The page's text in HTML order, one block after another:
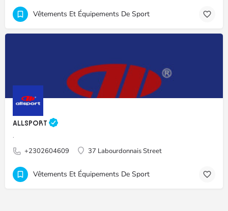
Vêtements Et Équipements De Sport
ALLSPORT
.
+2302604609 37 Labourdonnais Street
Vêtements Et Équipements De Sport